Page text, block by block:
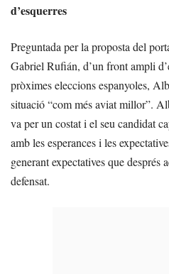
d’esquerres
Preguntada per la proposta del
Gabriel Rufián, d’un front ampli
pròximes eleccions espanyoles,
situació “com més aviat millor”.
va per un costat i el seu candidat
amb les esperances i les
generant expectatives que després
defensat.